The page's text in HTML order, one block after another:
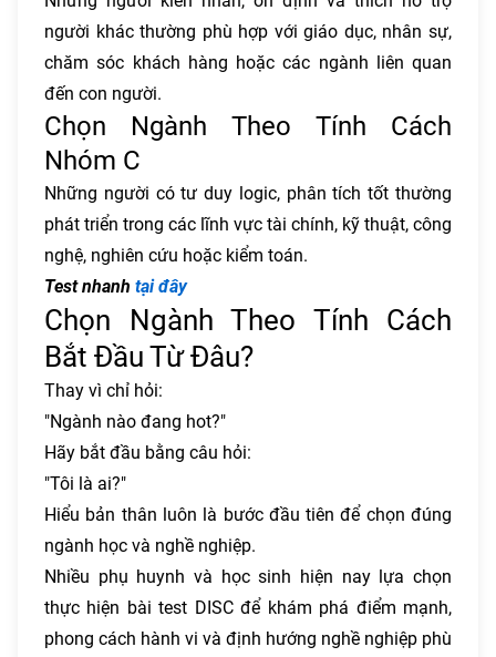
người khác thường phù hợp với giáo dục, nhân sự,
chăm sóc khách hàng hoặc các ngành liên quan
đến con người.
Chọn Ngành Theo Tính Cách
Nhóm C
Những người có tư duy logic, phân tích tốt thường
phát triển trong các lĩnh vực tài chính, kỹ thuật, công
nghệ, nghiên cứu hoặc kiểm toán.
Test nhanh tại đây
Chọn Ngành Theo Tính Cách
Bắt Đầu Từ Đâu?
Thay vì chỉ hỏi:
"Ngành nào đang hot?"
Hãy bắt đầu bằng câu hỏi:
"Tôi là ai?"
Hiểu bản thân luôn là bước đầu tiên để chọn đúng
ngành học và nghề nghiệp.
Nhiều phụ huynh và học sinh hiện nay lựa chọn
thực hiện bài test DISC để khám phá điểm mạnh,
phong cách hành vi và định hướng nghề nghiệp phù